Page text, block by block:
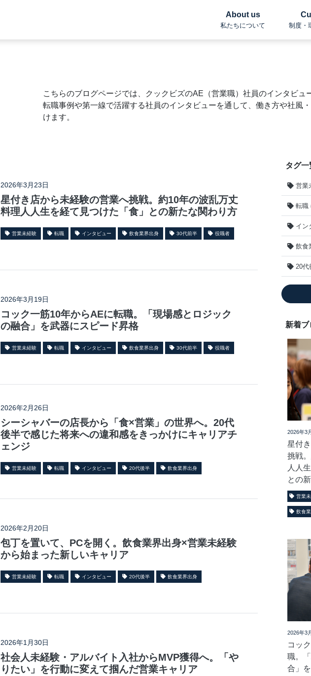
About us
私たちについて 制度・
こちらのブログページでは、クックビズのAE（営業職）社員のインタビュ
転職事例や第一線で活躍する社員のインタビューを通して、働き方や社風
けます。
2026年3月23日
星付き店から未経験の営業へ挑戦。約10年の波乱万丈
料理人人生を経て見つけた「食」との新たな関わり方
営業未経験 転職 インタビュー 飲食業界出身 30代前半 役職者
2026年3月19日
コック一筋10年からAEに転職。「現場感とロジック
の融合」を武器にスピード昇格
営業未経験 転職 インタビュー 飲食業界出身 30代前半 役職者
2026年2月26日
シーシャバーの店長から「食×営業」の世界へ。20代
後半で感じた将来への違和感をきっかけにキャリアチ
ェンジ
営業未経験 転職 インタビュー 20代後半 飲食業界出身
2026年2月20日
包丁を置いて、PCを開く。飲食業界出身×営業未経験
から始まった新しいキャリア
営業未経験 転職 インタビュー 20代後半 飲食業界出身
2026年1月30日
社会人未経験・アルバイト入社からMVP獲得へ。「や
りたい」を行動に変えて掴んだ営業キャリア
タグ一
営業
転職
イン
飲食
20代
新着ブ
2026年3
星付
挑戦
人人
との
営業
飲食
2026年3
コッ
職。
合」